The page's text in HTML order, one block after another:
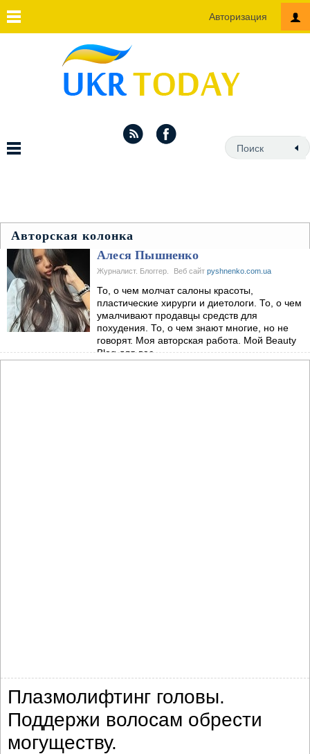
Авторизация
Авторская колонка
Алеся Пышненко
Журналист. Блоггер. Веб сайт pyshnenko.com.ua
То, о чем молчат салоны красоты,
пластические хирурги и диетологи. То, о чем
умалчивают продавцы средств для
похудения. То, о чем знают многие, но не
говорят. Моя авторская работа. Мой Beauty
Blog для вас.
Плазмолифтинг головы.
Поддержи волосам обрести
могуществу.